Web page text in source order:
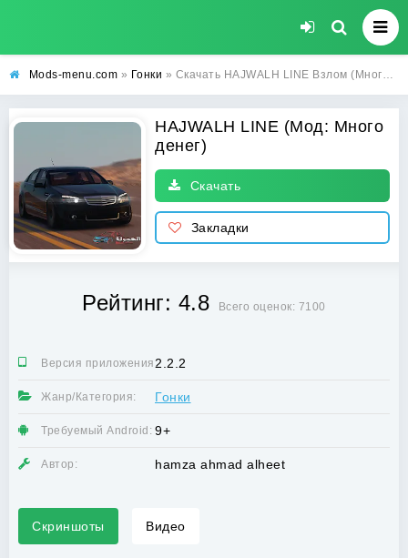
Mods-menu.com » Гонки » Скачать HAJWALH LINE Взлом (Много денег) на андроид бесплатно
HAJWALH LINE (Мод: Много
денег)
Скачать
Закладки
Рейтинг: 4.8 Всего оценок: 7100
Версия приложения:2.2.2
Жанр/Категория: Гонки
Требуемый Android: 9+
Автор: hamza ahmad alheet
Скриншоты Видео